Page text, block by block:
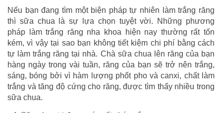
Nếu bạn đang tìm một biện pháp tự nhiên làm trắng răng
thì sữa chua là sự lựa chọn tuyệt vời. Những phương
pháp làm trắng răng nha khoa hiện nay thường rất tốn
kém, vì vậy tại sao bạn không tiết kiệm chi phí bằng cách
tự làm trắng răng tại nhà. Chà sữa chua lên răng của bạn
hàng ngày trong vài tuần, răng của bạn sẽ trở nên trắng,
sáng, bóng bởi vì hàm lượng phốt pho và canxi, chất làm
trắng và tăng độ cứng cho răng, được tìm thấy nhiều trong
sữa chua.